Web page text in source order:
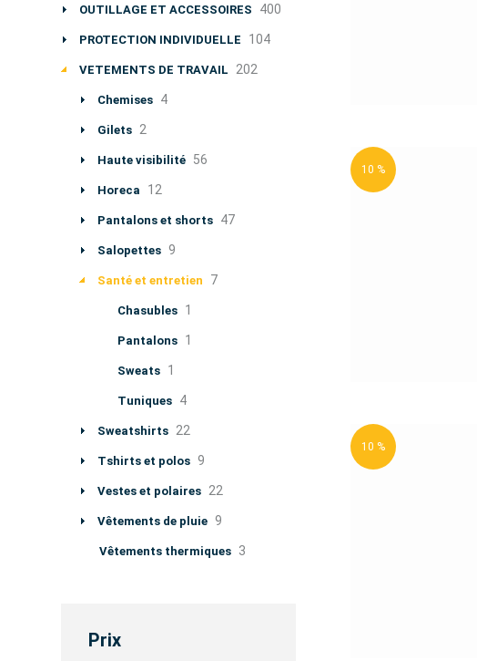
10 %
10 %
OUTILLAGE ET ACCESSOIRES 400
PROTECTION INDIVIDUELLE 104
VETEMENTS DE TRAVAIL 202
Chemises 4
Gilets 2
Haute visibilité 56
Horeca 12
Pantalons et shorts 47
Salopettes 9
Santé et entretien 7
Chasubles 1
Pantalons 1
Sweats 1
Tuniques 4
Sweatshirts 22
Tshirts et polos 9
Vestes et polaires 22
Vêtements de pluie 9
Vêtements thermiques 3
Prix